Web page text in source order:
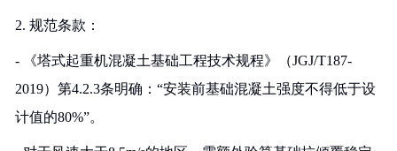
2. 规范条款：
- 《塔式起重机混凝土基础工程技术规程》（JGJ/T187-
2019）第4.2.3条明确：“安装前基础混凝土强度不得低于设
计值的80%”。